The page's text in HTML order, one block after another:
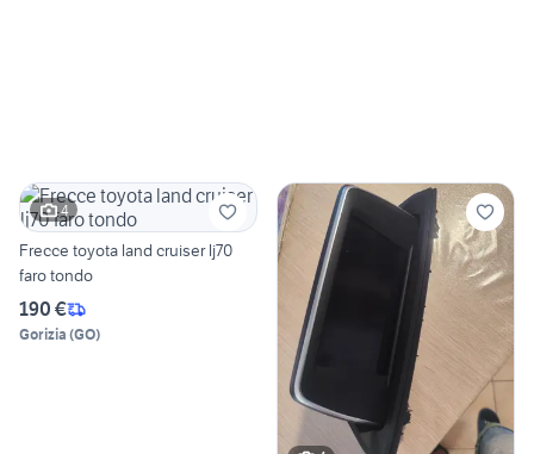
4
Frecce toyota land cruiser lj70
faro tondo
190 €
Gorizia (GO)